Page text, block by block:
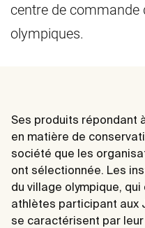
centre de commande
olympiques.
Ses produits répondant
en matière de
société que les
ont sélectionnée. Les
du village olympique,
athlètes participant aux
se caractérisent par